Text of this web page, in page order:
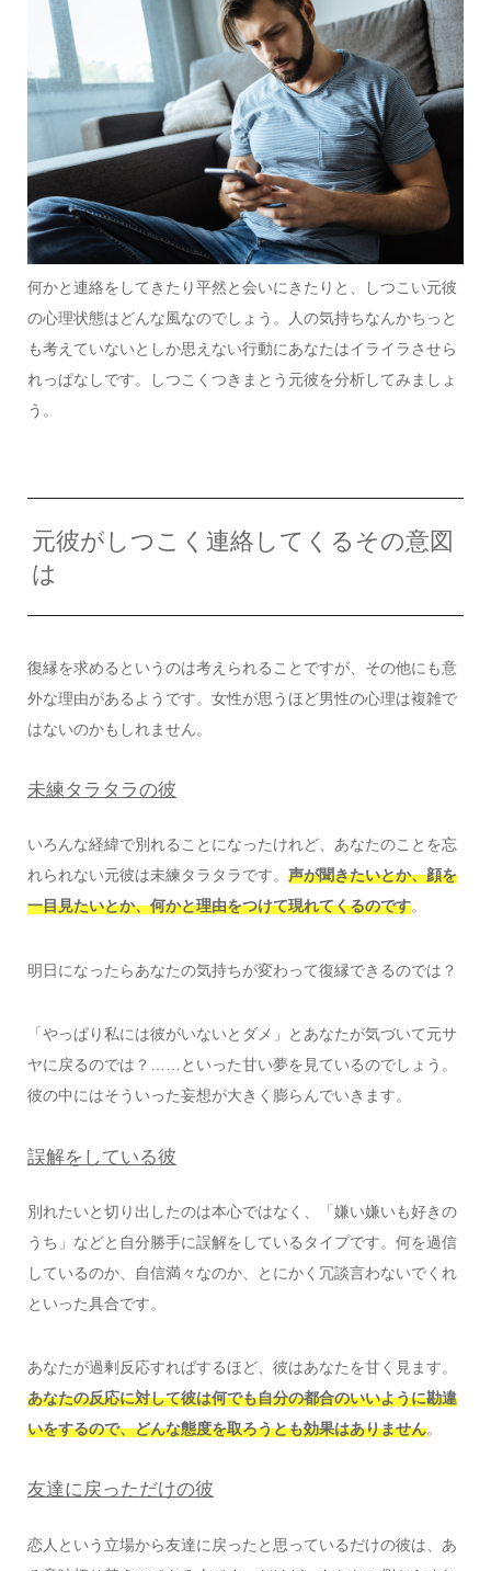
何かと連絡をしてきたり平然と会いにきたりと、しつこい元彼
の心理状態はどんな風なのでしょう。人の気持ちなんかちっと
も考えていないとしか思えない行動にあなたはイライラさせら
れっぱなしです。しつこくつきまとう元彼を分析してみましょ
う。
元彼がしつこく連絡してくるその意図
は
復縁を求めるというのは考えられることですが、その他にも意
外な理由があるようです。女性が思うほど男性の心理は複雑で
はないのかもしれません。
未練タラタラの彼
いろんな経緯で別れることになったけれど、あなたのことを忘
れられない元彼は未練タラタラです。 声が聞きたいとか、顔を
一目見たいとか、何かと理由をつけて現れてくるのです。
明日になったらあなたの気持ちが変わって復縁できるのでは？
「やっぱり私には彼がいないとダメ」とあなたが気づいて元サ
ヤに戻るのでは？……といった甘い夢を見ているのでしょう。
彼の中にはそういった妄想が大きく膨らんでいきます。
誤解をしている彼
別れたいと切り出したのは本心ではなく、「嫌い嫌いも好きの
うち」などと自分勝手に誤解をしているタイプです。何を過信
しているのか、自信満々なのか、とにかく冗談言わないでくれ
といった具合です。
あなたが過剰反応すればするほど、彼はあなたを甘く見ます。
あなたの反応に対して彼は何でも自分の都合のいいように勘違
いをするので、どんな態度を取ろうとも効果はありません。
友達に戻っただけの彼
恋人という立場から友達に戻ったと思っているだけの彼は、あ